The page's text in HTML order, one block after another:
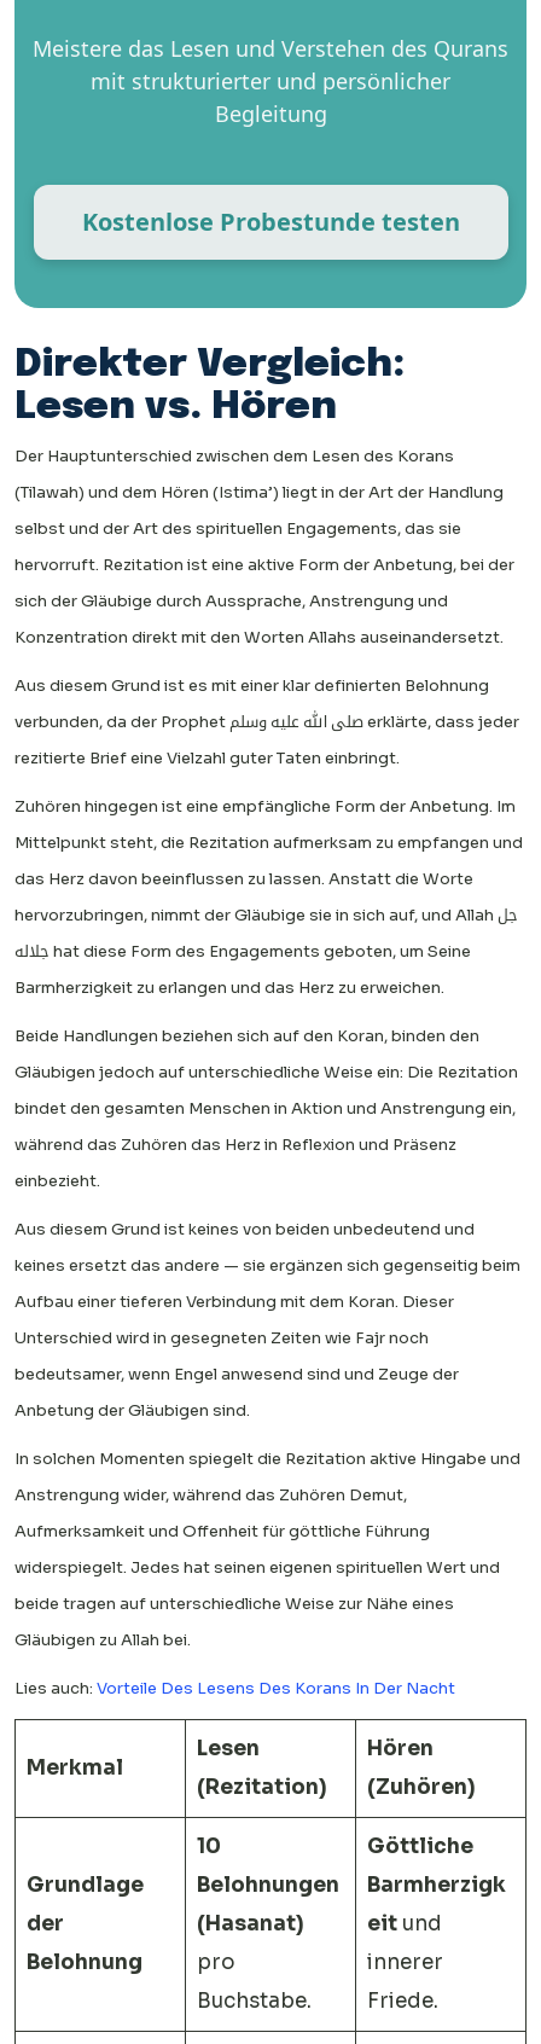
Meistere das Lesen und Verstehen des Qurans
mit strukturierter und persönlicher
Begleitung
Kostenlose Probestunde testen
Direkter Vergleich:
Lesen vs. Hören
Der Hauptunterschied zwischen dem Lesen des Korans
(Tilawah) und dem Hören (Istima’) liegt in der Art der Handlung
selbst und der Art des spirituellen Engagements, das sie
hervorruft. Rezitation ist eine aktive Form der Anbetung, bei der
sich der Gläubige durch Aussprache, Anstrengung und
Konzentration direkt mit den Worten Allahs auseinandersetzt.
Aus diesem Grund ist es mit einer klar definierten Belohnung
verbunden, da der Prophet صلى الله عليه وسلم erklärte, dass jeder
rezitierte Brief eine Vielzahl guter Taten einbringt.
Zuhören hingegen ist eine empfängliche Form der Anbetung. Im
Mittelpunkt steht, die Rezitation aufmerksam zu empfangen und
das Herz davon beeinflussen zu lassen. Anstatt die Worte
hervorzubringen, nimmt der Gläubige sie in sich auf, und Allah جل
جلاله hat diese Form des Engagements geboten, um Seine
Barmherzigkeit zu erlangen und das Herz zu erweichen.
Beide Handlungen beziehen sich auf den Koran, binden den
Gläubigen jedoch auf unterschiedliche Weise ein: Die Rezitation
bindet den gesamten Menschen in Aktion und Anstrengung ein,
während das Zuhören das Herz in Reflexion und Präsenz
einbezieht.
Aus diesem Grund ist keines von beiden unbedeutend und
keines ersetzt das andere — sie ergänzen sich gegenseitig beim
Aufbau einer tieferen Verbindung mit dem Koran. Dieser
Unterschied wird in gesegneten Zeiten wie Fajr noch
bedeutsamer, wenn Engel anwesend sind und Zeuge der
Anbetung der Gläubigen sind.
In solchen Momenten spiegelt die Rezitation aktive Hingabe und
Anstrengung wider, während das Zuhören Demut,
Aufmerksamkeit und Offenheit für göttliche Führung
widerspiegelt. Jedes hat seinen eigenen spirituellen Wert und
beide tragen auf unterschiedliche Weise zur Nähe eines
Gläubigen zu Allah bei.
Lies auch: Vorteile Des Lesens Des Korans In Der Nacht
Merkmal
Lesen
(Rezitation)
Hören
(Zuhören)
Grundlage
der
Belohnung
10
Belohnungen
(Hasanat)
pro
Buchstabe.
Göttliche
Barmherzigk
eitund
innerer
Friede.